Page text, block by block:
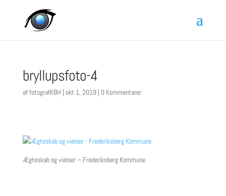
bryllupsfoto-4
affotografKBH | okt 1, 2019| 0 Kommentarer
Ægteskab og vielser – Frederiksberg Kommune